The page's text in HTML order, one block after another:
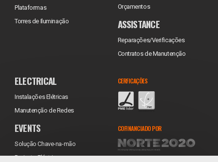
Plataformas
Torres de Iluminação
Orçamentos
ASSISTANCE
Reparações/Verificações
Contratos de Manutenção
ELECTRICAL
Instalações Elétricas
Manutenção de Redes
EVENTS
Solução Chave-na-mão
Projecto Eléctrico
CERFICAÇÕES
COFINANCIADO POR